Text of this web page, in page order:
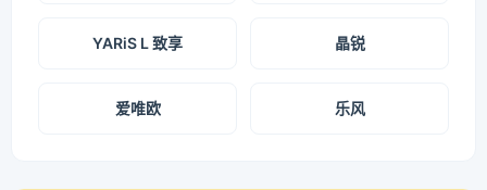
YARiS L 致享 晶锐
爱唯欧 乐风